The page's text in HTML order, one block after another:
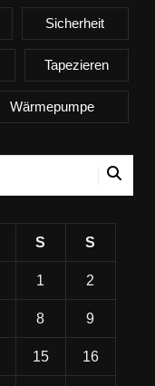
Sicherheit
Tapezieren
Wärmepumpe
S S
1 2
8 9
15 16